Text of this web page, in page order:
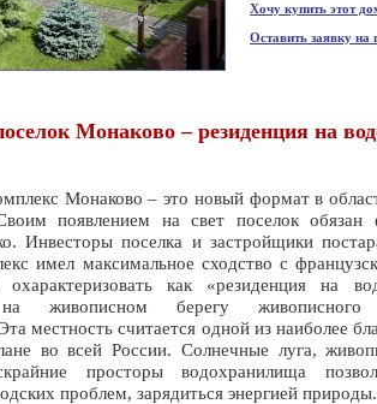
Хочу купить этот
Оставить заявку на
Монаково – резиденция на
Монаково – это новый формат в
появлением на свет поселок обязан
Инвесторы поселка и застройщики
имел максимальное сходство с
как «резиденция на
на живописном берегу живописного
местность считается одной из наиболее
во всей России. Солнечные луга,
просторы водохранилища
проблем, зарядиться энергией природы.